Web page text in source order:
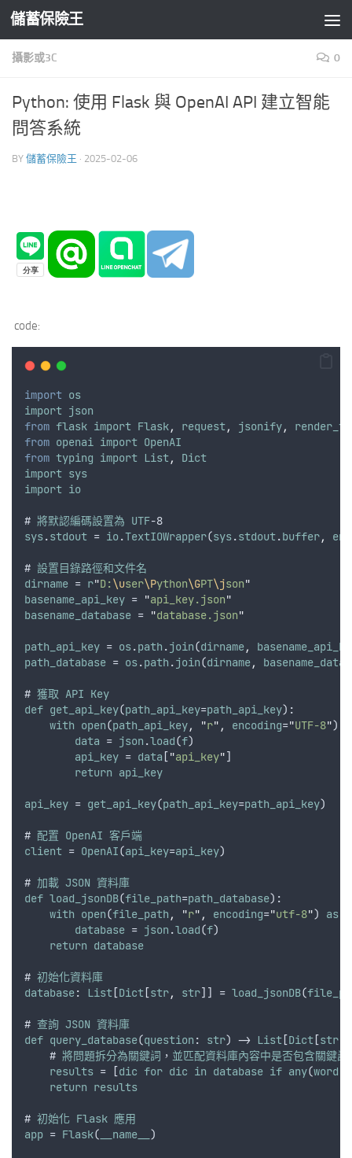
Skip to content
儲蓄保險王
攝影或3C 0
Python: 使用 Flask 與 OpenAI API 建立智能
問答系統
BY 儲蓄保險王 · 2025-02-06
code:
import os
import json
from flask import Flask, request, jsonify,
from openai import OpenAI
from typing import List,
Dict
import sys
import io
# 將默認編碼設置為 UTF-8
sys.stdout = io.TextIOWrapper(sys.stdout.buffer,
# 設置目錄路徑和文件名
dirname = r"D:\user\Python\GPT\json"
basename_api_key = "api_key.json"
basename_database = "database.json"
path_api_key = os.path .join(dirname,
path_database = os.path .join(dirname,
# 獲取 API Key
def get_api_key(path_api_key=path_api_key):
with open(path_api_key, "r" , encoding="UTF-8")
data = json .load(f)
api_key = data ["api_key"]
return api_key
api_key = get_api_key(path_api_key=path_api_key)
# 配置 OpenAI 客戶端
client = OpenAI(api_key=api_key)
# 加載 JSON 資料庫
def load_jsonDB(file_path=path_database):
with open(file_path , "r" , encoding="utf-8") as
database = json .load(f)
return database
# 初始化資料庫
database: List [Dict [str, str]] = load_jsonDB(
# 查詢 JSON 資料庫
def query_database(question : str) -> List [Dict [str
    #
將問題拆分為關鍵詞 ， 並匹配資料庫內容中是否包含關鍵詞
results = [dic for dic in database if any(word
return results
# 初始化 Flask 應用
app = Flask( __name__ )